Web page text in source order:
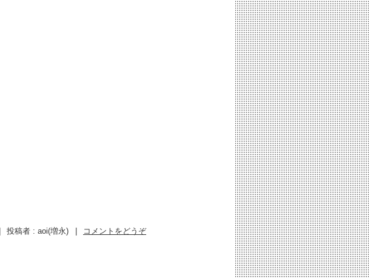
投稿者 : aoi(増永) コメントをどうぞ